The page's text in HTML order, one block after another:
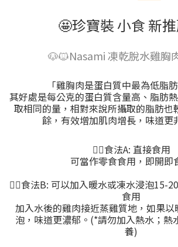
🤩珍寶裝 小食 新
🐶🐱Nasami 凍乾脫水雞胸
「雞胸肉是蛋白質中最為低脂肪
其好處是每公克的蛋白質含量高、脂肪
取相同的量，相對來說所攝取的脂肪也
餘，有效增加肌肉增長，味道更
👍🏻食法A: 直接食用
可當作零食食用，即開即
👍🏻食法B: 可以加入暖水或凍水浸泡15-
食用
加入水後的雞肉接近蒸雞質地，如果以
泡，味道更濃郁。(*請勿加入熱水；熱
養)